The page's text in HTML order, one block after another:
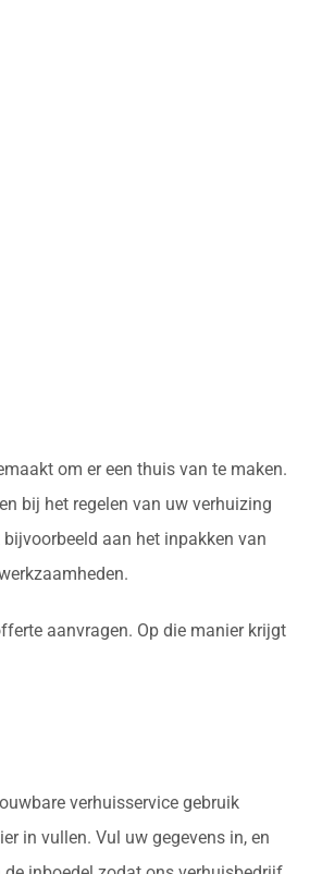
om er een thuis van te maken.
bij het regelen van uw verhuizing
aan het inpakken van
aanvragen. Op die manier krijgt
verhuisservice gebruik
in vullen. Vul uw gegevens in, en